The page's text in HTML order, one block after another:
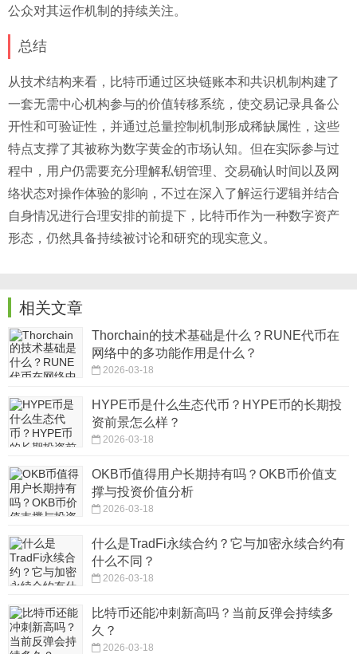
公众对其运作机制的持续关注。
总结
从技术结构来看，比特币通过区块链账本和共识机制构建了
一套无需中心机构参与的价值转移系统，使交易记录具备公
开性和可验证性，并通过总量控制机制形成稀缺属性，这些
特点支撑了其被称为数字黄金的市场认知。但在实际参与过
程中，用户仍需要充分理解私钥管理、交易确认时间以及网
络状态对操作体验的影响，不过在深入了解运行逻辑并结合
自身情况进行合理安排的前提下，比特币作为一种数字资产
形态，仍然具备持续被讨论和研究的现实意义。
相关文章
Thorchain的技术基础是什么？RUNE代币在
网络中的多功能作用是什么？
2026-03-18
HYPE币是什么生态代币？HYPE币的长期投
资前景怎么样？
2026-03-18
OKB币值得用户长期持有吗？OKB币价值支
撑与投资价值分析
2026-03-18
什么是TradFi永续合约？它与加密永续合约有
什么不同？
2026-03-18
比特币还能冲刺新高吗？当前反弹会持续多
久？
2026-03-18